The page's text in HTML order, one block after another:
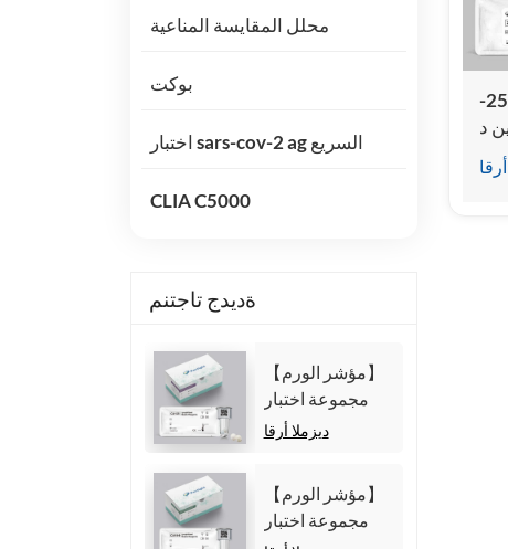
محلل المقايسة المناعية
بوكت
اختبار sars-cov-2 ag السريع
CLIA C5000
ةديدج تاجتنم
【مؤشر الورم】
مجموعة اختبار
مستضد
الكيميائية الضوئية
ديزملا أرقا
【مؤشر الورم】
مجموعة اختبار
مجموعة اختبار 25-
د